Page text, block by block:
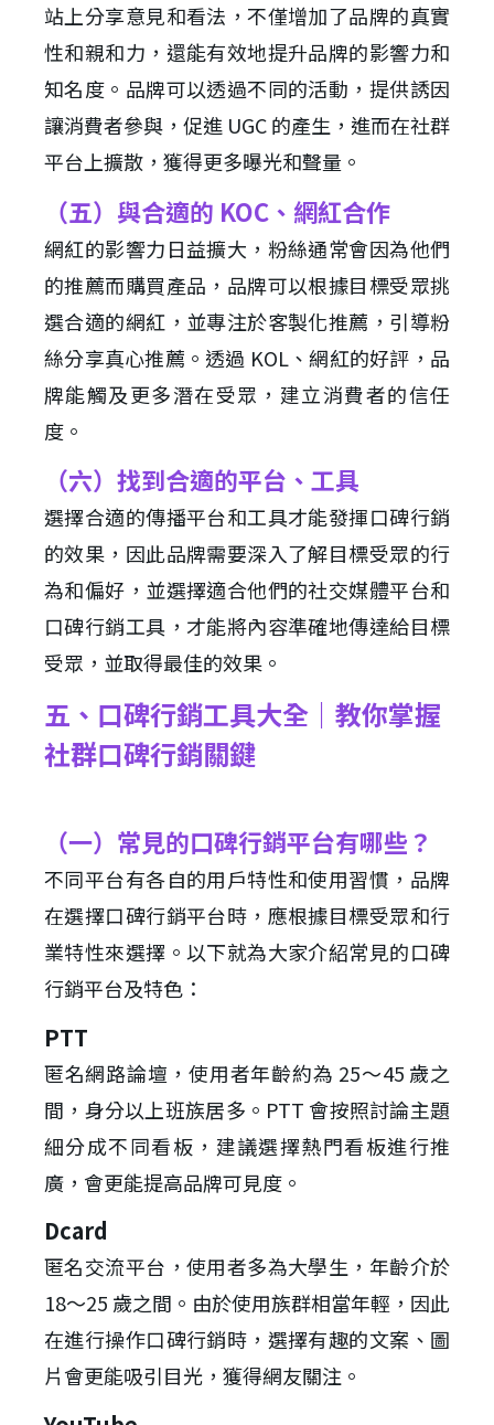
站上分享意見和看法，不僅增加了品牌的真實
性和親和力，還能有效地提升品牌的影響力和
知名度。品牌可以透過不同的活動，提供誘因
讓消費者參與，促進 UGC 的產生，進而在社群
平台上擴散，獲得更多曝光和聲量。
（五）與合適的 KOC、網紅合作
網紅的影響力日益擴大，粉絲通常會因為他們
的推薦而購買產品，品牌可以根據目標受眾挑
選合適的網紅，並專注於客製化推薦，引導粉
絲分享真心推薦。透過 KOL、網紅的好評，品
牌能觸及更多潛在受眾，建立消費者的信任
度。
（六）找到合適的平台、工具
選擇合適的傳播平台和工具才能發揮口碑行銷
的效果，因此品牌需要深入了解目標受眾的行
為和偏好，並選擇適合他們的社交媒體平台和
口碑行銷工具，才能將內容準確地傳達給目標
受眾，並取得最佳的效果。
五、口碑行銷工具大全｜教你掌握
社群口碑行銷關鍵
（一）常見的口碑行銷平台有哪些？
不同平台有各自的用戶特性和使用習慣，品牌
在選擇口碑行銷平台時，應根據目標受眾和行
業特性來選擇。以下就為大家介紹常見的口碑
行銷平台及特色：
PTT
匿名網路論壇，使用者年齡約為 25～45 歲之
間，身分以上班族居多。PTT 會按照討論主題
細分成不同看板，建議選擇熱門看板進行推
廣，會更能提高品牌可見度。
Dcard
匿名交流平台，使用者多為大學生，年齡介於
18～25 歲之間。由於使用族群相當年輕，因此
在進行操作口碑行銷時，選擇有趣的文案、圖
片會更能吸引目光，獲得網友關注。